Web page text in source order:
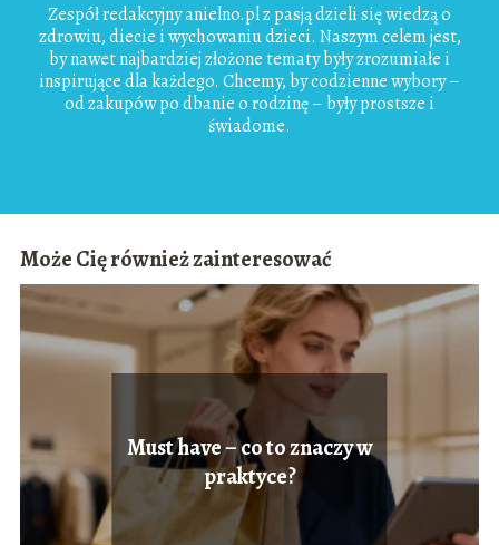
Zespół redakcyjny anielno.pl z pasją dzieli się wiedzą o
zdrowiu, diecie i wychowaniu dzieci. Naszym celem jest,
by nawet najbardziej złożone tematy były zrozumiałe i
inspirujące dla każdego. Chcemy, by codzienne wybory –
od zakupów po dbanie o rodzinę – były prostsze i
świadome.
Może Cię również zainteresować
Must have – co to znaczy w
praktyce?